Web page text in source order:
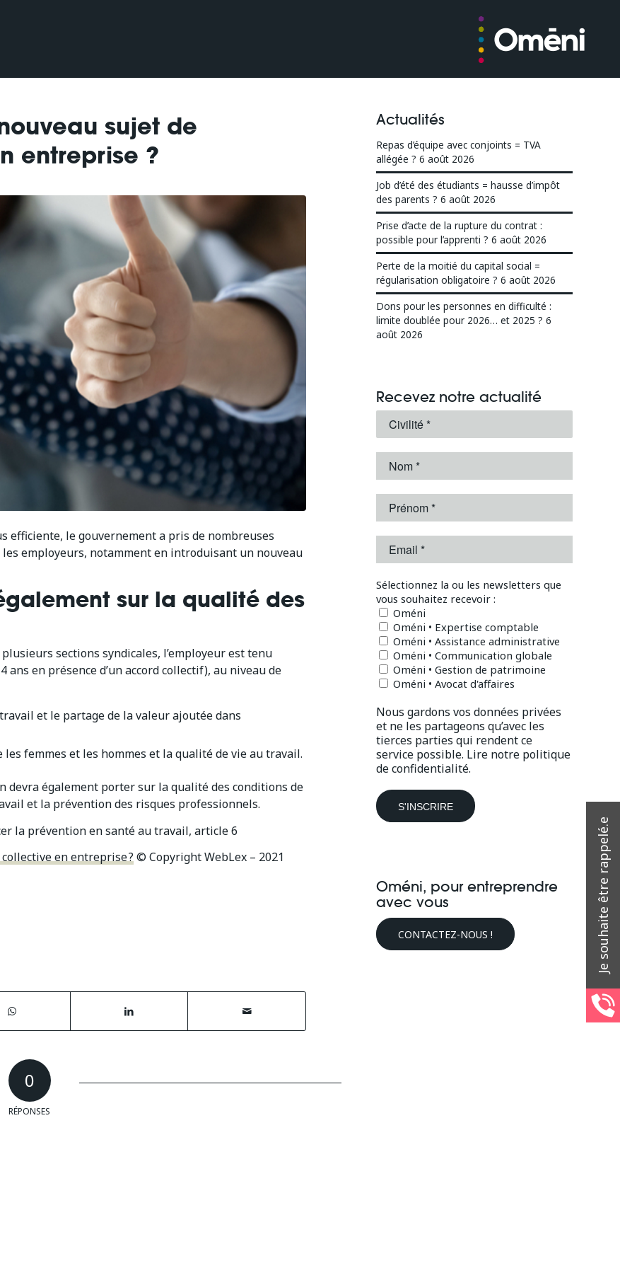
sujet de
entreprise ?
efficiente, le gouvernement a pris de nombreuses
employeurs, notamment en introduisant un nouveau
sur la qualité des
sections syndicales, l’employeur est tenu
ans en présence d’un accord collectif), au niveau de
et le partage de la valeur ajoutée dans
femmes et les hommes et la qualité de vie au travail.
devra également porter sur la qualité des conditions de
et la prévention des risques professionnels.
la prévention en santé au travail, article 6
en entreprise ? © Copyright WebLex – 2021
0
RÉPONSES
Actualités
Repas d’équipe avec conjoints = TVA
allégée ? 6 août 2026
Job d’été des étudiants = hausse d’impôt
des parents ? 6 août 2026
Prise d’acte de la rupture du contrat :
possible pour l’apprenti ? 6 août 2026
Perte de la moitié du capital social =
régularisation obligatoire ? 6 août 2026
Dons pour les personnes en difficulté :
limite doublée pour 2026… et 2025 ? 6
août 2026
Recevez notre actualité
Sélectionnez la ou les newsletters que
vous souhaitez recevoir :
Oméni
Oméni • Expertise comptable
Oméni • Assistance administrative
Oméni • Communication globale
Oméni • Gestion de patrimoine
Oméni • Avocat d'affaires
Nous gardons vos données privées
et ne les partageons qu’avec les
tierces parties qui rendent ce
service possible. Lire notre politique
de confidentialité.
Oméni, pour entreprendre
avec vous
CONTACTEZ-NOUS !